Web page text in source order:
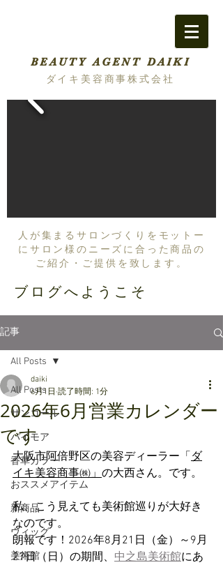
BEAUTY AGENT DAIKI
ダイキ美容商事株式会社
人が集まるサロンづくりをモットー
にサロン様のニーズに合った商品の
ご紹介・ご提供を致します。
ブログへようこそ
記事
All Posts
サンコール
パイモア
香草カラー
おススメアイテム
新商品
ウィッグ
美術館
All Posts
2026年6月営業カレンダー
です
daiki
6月1日 読了時間: 1分
大阪市阿倍野区の美容ディーラー「 ダ
イキ美容商事㈱」の大西さん。です。
私、こう見えても美術館巡りが大好き
なのです。
朗報です！2026年8月21日（金）～9月
27日（日）の期間、 中之島美術館にあ